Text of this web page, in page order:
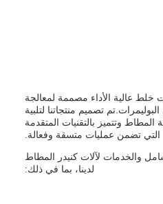
عالية الأداء مصممة لمعالجة
تصميم منتجاتنا لتلبية
المطاط وتتميز بالتقنيات المتقدمة
التي تضمن عمليات متسقة وفعالة.
والخدمات لآلات كنيدر المطاط
لدينا، بما في ذلك: